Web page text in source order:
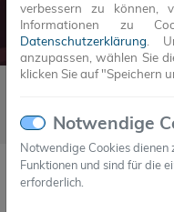
verbessern zu können,
Informationen zu
Datenschutzerklärung .
anzupassen, wählen Sie
klicken Sie auf "Speichern
Notwendige
Notwendige Cookies
Funktionen und sind für die
erforderlich.
NEUIGKEITEN
in der Kategorie „Smart
07.Jul.2019